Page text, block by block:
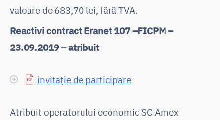
valoare de 683,70 lei, fără TVA.
Reactivi contract Eranet 107 –FICPM –
23.09.2019 – atribuit
invitație de participare
Atribuit operatorului economic SC Amex